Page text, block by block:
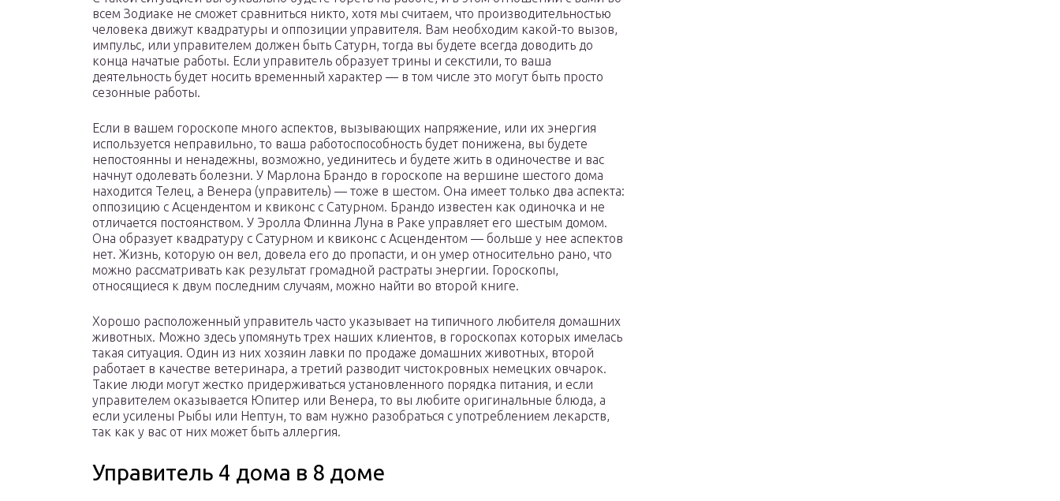
всем Зодиаке не сможет сравниться никто, хотя мы считаем, что производительностью
человека движут квадратуры и оппозиции управителя. Вам необходим какой-то вызов,
импульс, или управителем должен быть Сатурн, тогда вы будете всегда доводить до
конца начатые работы. Если управитель образует трины и секстили, то ваша
деятельность будет носить временный характер — в том числе это могут быть просто
сезонные работы.
Если в вашем гороскопе много аспектов, вызывающих напряжение, или их энергия
используется неправильно, то ваша работоспособность будет понижена, вы будете
непостоянны и ненадежны, возможно, уединитесь и будете жить в одиночестве и вас
начнут одолевать болезни. У Марлона Брандо в гороскопе на вершине шестого дома
находится Телец, а Венера (управитель) — тоже в шестом. Она имеет только два аспекта:
оппозицию с Асцендентом и квиконс с Сатурном. Брандо известен как одиночка и не
отличается постоянством. У Эролла Флинна Луна в Раке управляет его шестым домом.
Она образует квадратуру с Сатурном и квиконс с Асцендентом — больше у нее аспектов
нет. Жизнь, которую он вел, довела его до пропасти, и он умер относительно рано, что
можно рассматривать как результат громадной растраты энергии. Гороскопы,
относящиеся к двум последним случаям, можно найти во второй книге.
Хорошо расположенный управитель часто указывает на типичного любителя домашних
животных. Можно здесь упомянуть трех наших клиентов, в гороскопах которых имелась
такая ситуация. Один из них хозяин лавки по продаже домашних животных, второй
работает в качестве ветеринара, а третий разводит чистокровных немецких овчарок.
Такие люди могут жестко придерживаться установленного порядка питания, и если
управителем оказывается Юпитер или Венера, то вы любите оригинальные блюда, а
если усилены Рыбы или Нептун, то вам нужно разобраться с употреблением лекарств,
так как у вас от них может быть аллергия.
Управитель 4 дома в 8 доме